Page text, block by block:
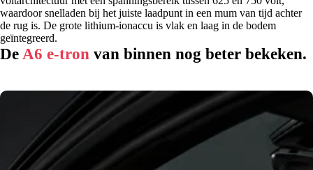
waardoor snelladen bij het juiste laadpunt in een mum van tijd achter
de rug is. De grote lithium-ionaccu is vlak en laag in de bodem
geïntegreerd.
DeA6 e-tron van binnen nog beter bekeken.